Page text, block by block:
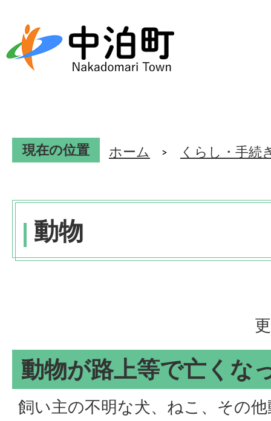
現在の位置 ホーム くらし・手続
動物
動物が路上等で亡くな
飼い主の不明な犬、ねこ、その